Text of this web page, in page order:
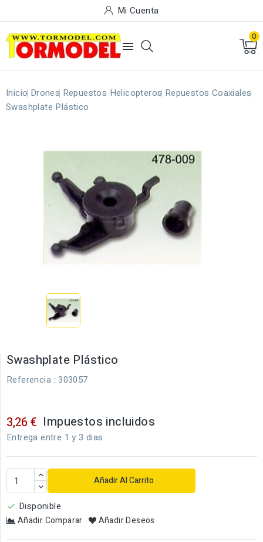
Mi Cuenta

0
Inicio Drones Repuestos Helicopteros Repuestos Coaxiales
Swashplate Plástico
Swashplate Plástico
Referencia : 303057
3,26 € Impuestos incluidos
Entrega entre 1 y 3 dias
Añadir Al Carrito
 Disponible
Añadir Comparar Añadir Deseos